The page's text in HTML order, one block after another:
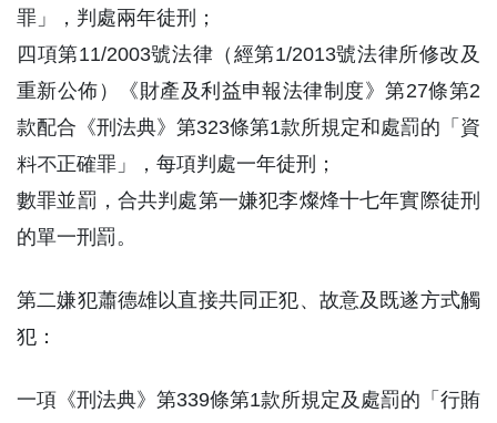
罪」，判處兩年徒刑；
四項第11/2003號法律（經第1/2013號法律所修改及
重新公佈）《財產及利益申報法律制度》第27條第2
款配合《刑法典》第323條第1款所規定和處罰的「資
料不正確罪」，每項判處一年徒刑；
數罪並罰，合共判處第一嫌犯李燦烽十七年實際徒刑
的單一刑罰。
第二嫌犯蕭德雄以直接共同正犯、故意及既遂方式觸
犯：
一項《刑法典》第339條第1款所規定及處罰的「行賄